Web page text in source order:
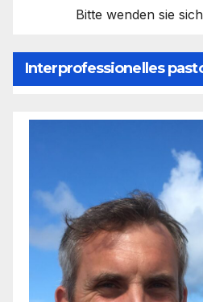
Bitte wenden sie
Interprofessionelles